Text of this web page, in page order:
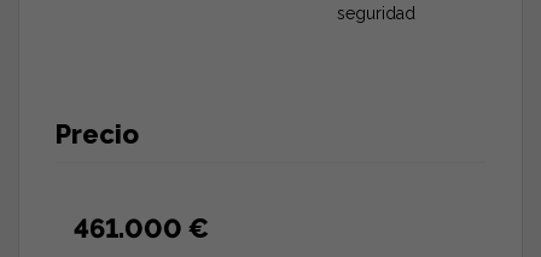
seguridad
Precio
461.000 €